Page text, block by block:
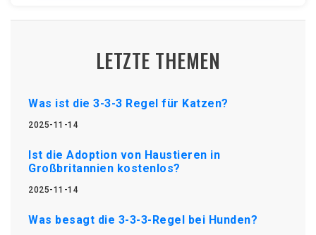
LETZTE THEMEN
Was ist die 3-3-3 Regel für Katzen?
2025-11-14
Ist die Adoption von Haustieren in
Großbritannien kostenlos?
2025-11-14
Was besagt die 3-3-3-Regel bei Hunden?